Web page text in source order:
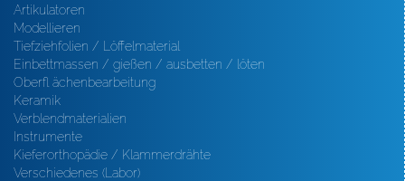
Artikulatoren
Modellieren
Tiefziehfolien / Löffelmaterial
Einbettmassen / gießen / ausbetten / löten
Oberfl ächenbearbeitung
Keramik
Verblendmaterialien
Instrumente
Kieferorthopädie / Klammerdrähte
Verschiedenes (Labor)